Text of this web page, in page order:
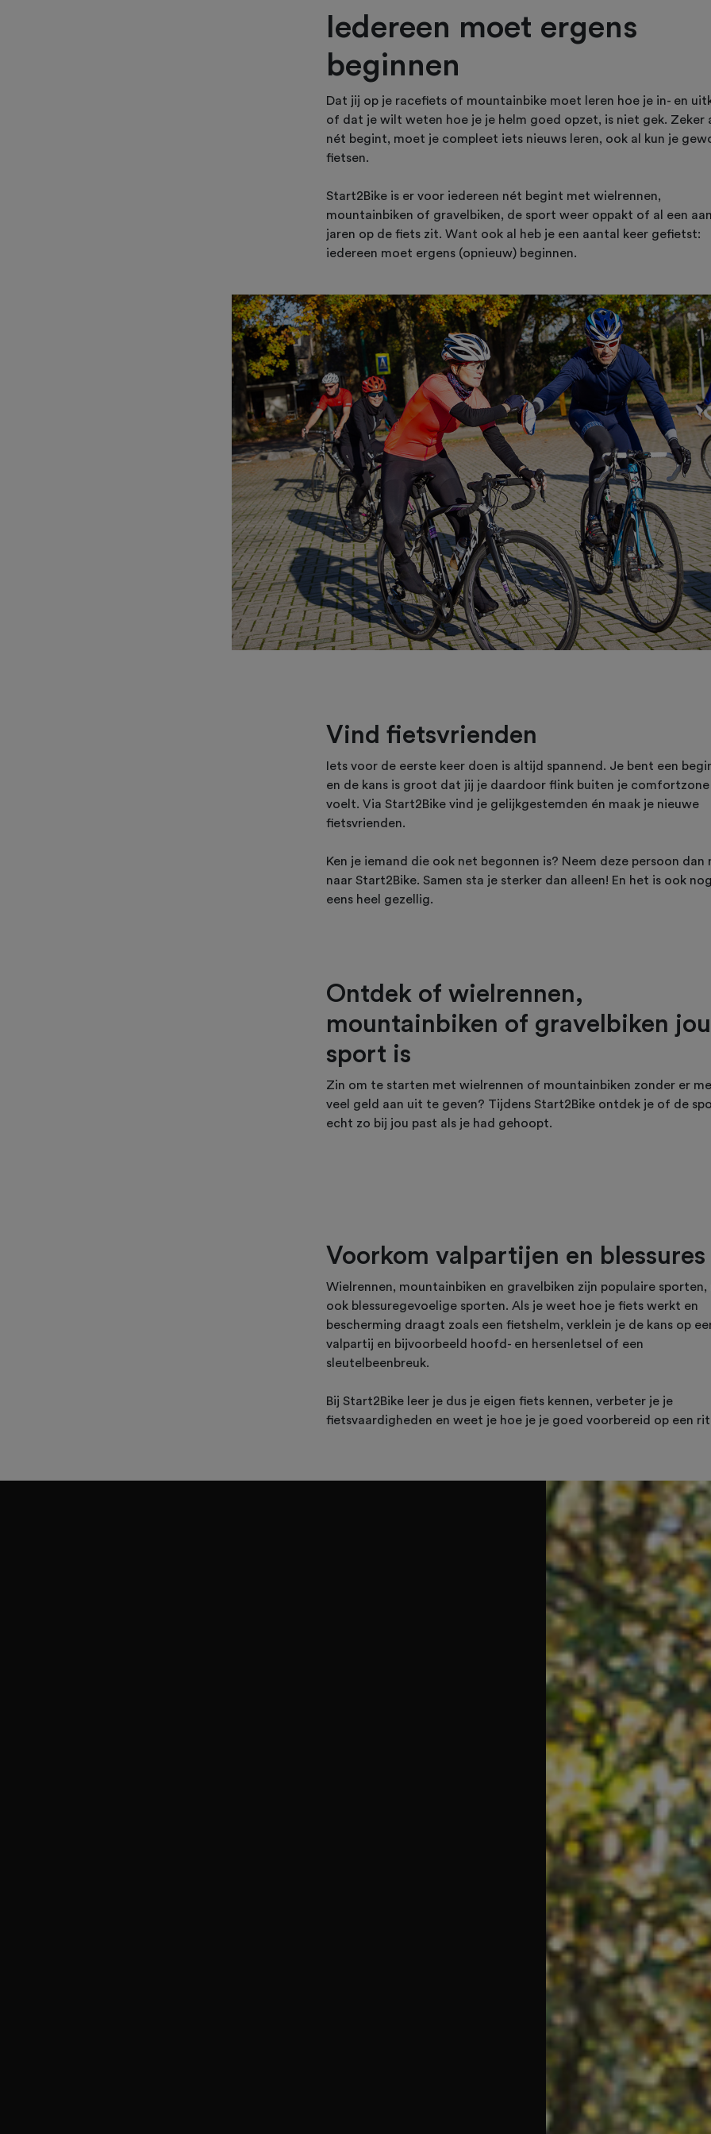
Iedereen moet ergens
beginnen
Dat jij op je racefiets of mountainbike moet leren hoe je in- en
of dat je wilt weten hoe je je helm goed opzet, is niet gek. Zeker
nét begint, moet je compleet iets nieuws leren, ook al kun je
fietsen.
Start2Bike is er voor iedereen nét begint met wielrennen,
mountainbiken of gravelbiken, de sport weer oppakt of al een
jaren op de fiets zit. Want ook al heb je een aantal keer gefietst:
iedereen moet ergens (opnieuw) beginnen.
Vind fietsvrienden
Iets voor de eerste keer doen is altijd spannend. Je bent een
en de kans is groot dat jij je daardoor flink buiten je comfortzone
voelt. Via Start2Bike vind je gelijkgestemden én maak je nieuwe
fietsvrienden.
Ken je iemand die ook net begonnen is? Neem deze persoon dan
naar Start2Bike. Samen sta je sterker dan alleen! En het is ook nog
eens heel gezellig.
Ontdek of wielrennen,
mountainbiken of gravelbiken
sport is
Zin om te starten met wielrennen of mountainbiken zonder er
veel geld aan uit te geven? Tijdens Start2Bike ontdek je of de
echt zo bij jou past als je had gehoopt.
Voorkom valpartijen en blessures
Wielrennen, mountainbiken en gravelbiken zijn populaire sporten,
ook blessuregevoelige sporten. Als je weet hoe je fiets werkt en
bescherming draagt zoals een fietshelm, verklein je de kans op
valpartij en bijvoorbeeld hoofd- en hersenletsel of een
sleutelbeenbreuk.
Bij Start2Bike leer je dus je eigen fiets kennen, verbeter je je
fietsvaardigheden en weet je hoe je je goed voorbereid op een